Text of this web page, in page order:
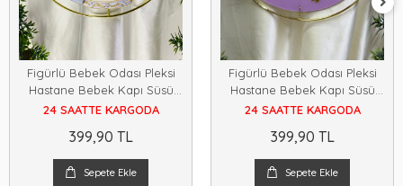
Figürlü Bebek Odası Pleksi
Hastane Bebek Kapı Süsü
İsimlik Makrome 30x30
24 SAATTE KARGODA
399,90 TL
Sepete Ekle
Figürlü Bebek Odası Pleksi
Hastane Bebek Kapı Süsü
İsimlik Makrome 30x30
24 SAATTE KARGODA
399,90 TL
Sepete Ekle